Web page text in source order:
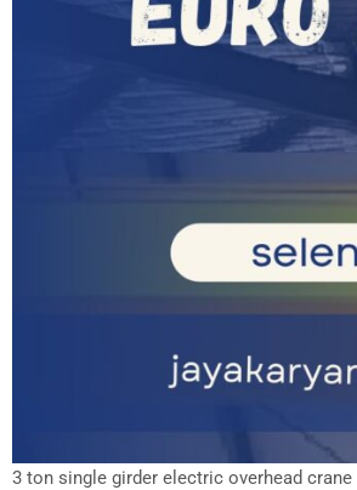
3 ton single girder electric overhead